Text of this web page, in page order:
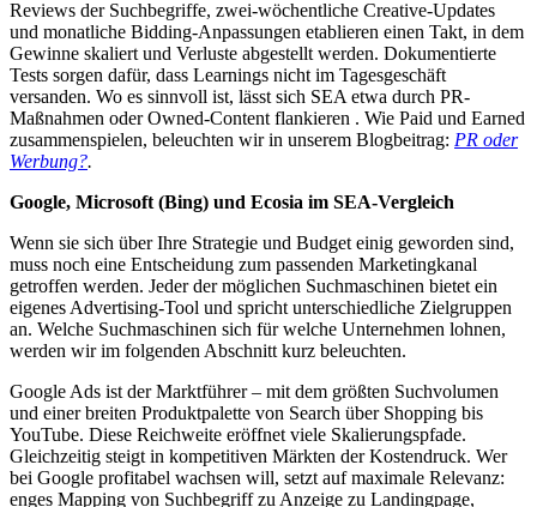
Reviews der Suchbegriffe, zwei-wöchentliche Creative-Updates
und monatliche Bidding-Anpassungen etablieren einen Takt, in dem
Gewinne skaliert und Verluste abgestellt werden. Dokumentierte
Tests sorgen dafür, dass Learnings nicht im Tagesgeschäft
versanden. Wo es sinnvoll ist, lässt sich SEA etwa durch PR-
Maßnahmen oder Owned-Content flankieren . Wie Paid und Earned
zusammenspielen, beleuchten wir in unserem Blogbeitrag: PR oder
Werbung?.
Google, Microsoft (Bing) und Ecosia im SEA-Vergleich
Wenn sie sich über Ihre Strategie und Budget einig geworden sind,
muss noch eine Entscheidung zum passenden Marketingkanal
getroffen werden. Jeder der möglichen Suchmaschinen bietet ein
eigenes Advertising-Tool und spricht unterschiedliche Zielgruppen
an. Welche Suchmaschinen sich für welche Unternehmen lohnen,
werden wir im folgenden Abschnitt kurz beleuchten.
Google Ads ist der Marktführer – mit dem größten Suchvolumen
und einer breiten Produktpalette von Search über Shopping bis
YouTube. Diese Reichweite eröffnet viele Skalierungspfade.
Gleichzeitig steigt in kompetitiven Märkten der Kostendruck. Wer
bei Google profitabel wachsen will, setzt auf maximale Relevanz:
enges Mapping von Suchbegriff zu Anzeige zu Landingpage,